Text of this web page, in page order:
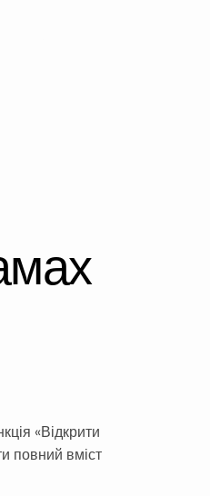
«Відкрити
повний вміст